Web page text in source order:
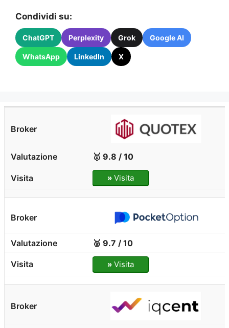
Condividi su:
ChatGPT Perplexity Grok Google AI
WhatsApp LinkedIn X
🥇 9.8 / 10
»Visita
🥈 9.7 / 10
»Visita